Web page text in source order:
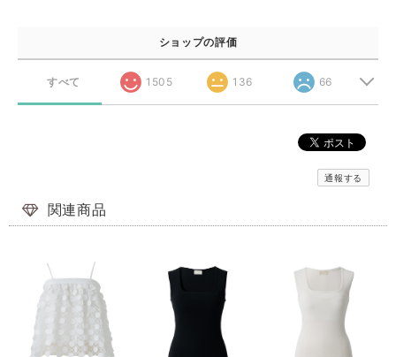
ショップの評価
すべて 1505 136 66
通報する
関連商品